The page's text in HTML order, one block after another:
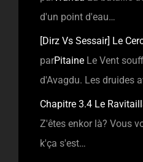
d'un point d'eau…
[Dirz Vs Sessair] Le
parPitaine Le Vent
d'Avagdu. Les druides
Chapitre 3.4 Le
Z'êtes enkor là? Vous
k'ça s'est…